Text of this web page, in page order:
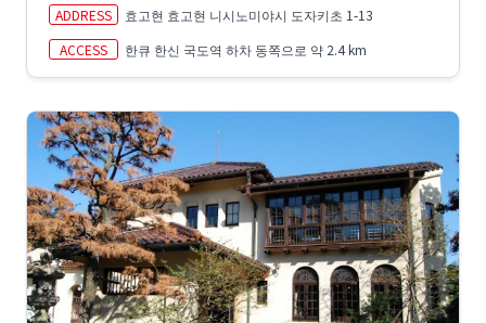
ADDRESS
효고현 효고현 니시노미야시 도자키초 1-13
ACCESS
한큐 한신 국도역 하차 동쪽으로 약 2.4 km